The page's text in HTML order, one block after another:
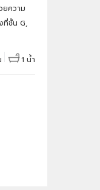
ยความ
ที่ชั้น G,
1 น้ำ